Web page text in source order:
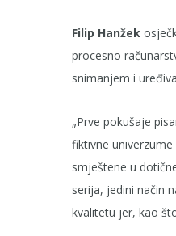
Filip Hanžek
procesno
snimanjem i
„Prve pokušaje
fiktivne
smještene u
serija, jedini način
kvalitetu jer, kao